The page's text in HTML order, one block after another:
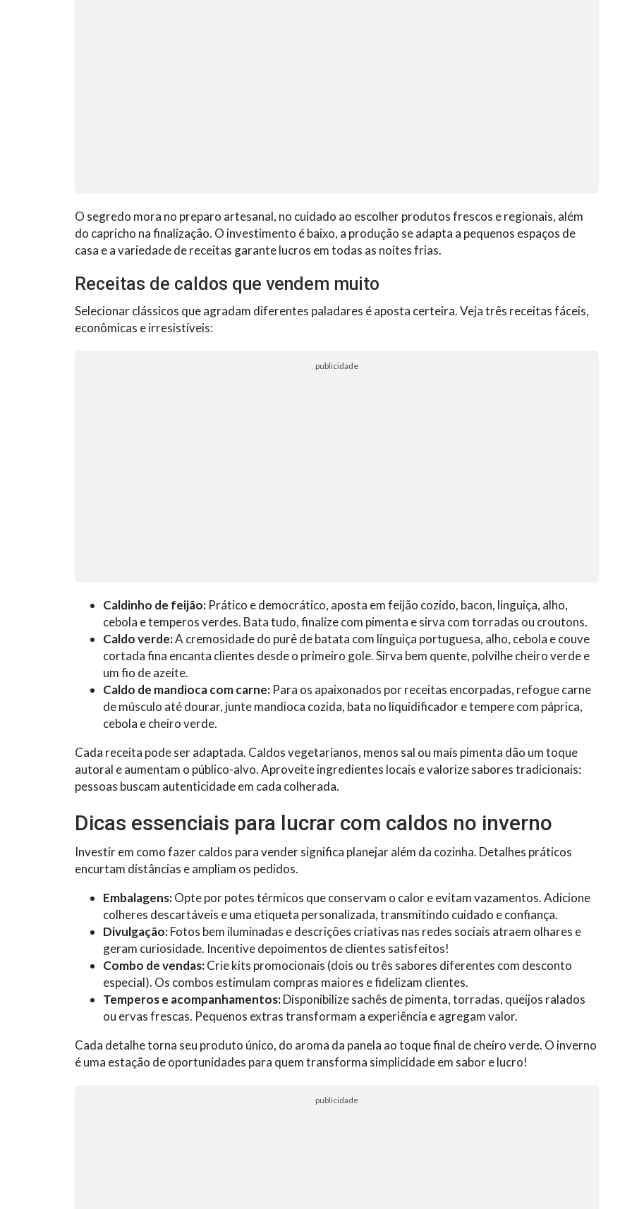
O segredo mora no preparo artesanal, no cuidado ao escolher produtos frescos e regionais, além
do capricho na finalização. O investimento é baixo, a produção se adapta a pequenos espaços de
casa e a variedade de receitas garante lucros em todas as noites frias.
Receitas de caldos que vendem muito
Selecionar clássicos que agradam diferentes paladares é aposta certeira. Veja três receitas fáceis,
econômicas e irresistíveis:
publicidade
Caldinho de feijão: Prático e democrático, aposta em feijão cozido, bacon, linguiça, alho,
cebola e temperos verdes. Bata tudo, finalize com pimenta e sirva com torradas ou croutons.
Caldo verde:A cremosidade do purê de batata com linguiça portuguesa, alho, cebola e couve
cortada fina encanta clientes desde o primeiro gole. Sirva bem quente, polvilhe cheiro verde e
um fio de azeite.
Caldo de mandioca com carne: Para os apaixonados por receitas encorpadas, refogue carne
de músculo até dourar, junte mandioca cozida, bata no liquidificador e tempere com páprica,
cebola e cheiro verde.
Cada receita pode ser adaptada. Caldos vegetarianos, menos sal ou mais pimenta dão um toque
autoral e aumentam o público-alvo. Aproveite ingredientes locais e valorize sabores tradicionais:
pessoas buscam autenticidade em cada colherada.
Dicas essenciais para lucrar com caldos no inverno
Investir em como fazer caldos para vender significa planejar além da cozinha. Detalhes práticos
encurtam distâncias e ampliam os pedidos.
Embalagens:Opte por potes térmicos que conservam o calor e evitam vazamentos. Adicione
colheres descartáveis e uma etiqueta personalizada, transmitindo cuidado e confiança.
Divulgação:Fotos bem iluminadas e descrições criativas nas redes sociais atraem olhares e
geram curiosidade. Incentive depoimentos de clientes satisfeitos!
Combo de vendas:Crie kits promocionais (dois ou três sabores diferentes com desconto
especial). Os combos estimulam compras maiores e fidelizam clientes.
Temperos e acompanhamentos:Disponibilize sachês de pimenta, torradas, queijos ralados
ou ervas frescas. Pequenos extras transformam a experiência e agregam valor.
Cada detalhe torna seu produto único, do aroma da panela ao toque final de cheiro verde. O inverno
é uma estação de oportunidades para quem transforma simplicidade em sabor e lucro!
publicidade